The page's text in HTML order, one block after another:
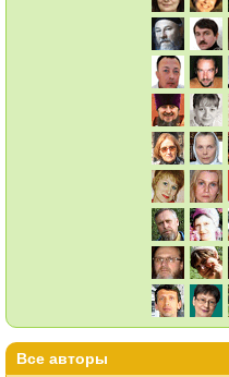
Все авторы